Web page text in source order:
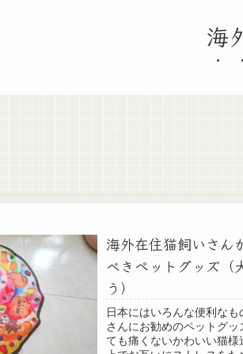
海
海外在住猫飼いさん
べきペットグッズ（
う）
日本にはいろんな便利な
さんにお勧めのペットグ
ても痛くないかわいい猫様